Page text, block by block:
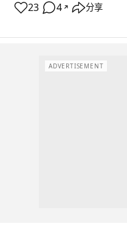
23 4 ↗ 分享
ADVERTISEMENT